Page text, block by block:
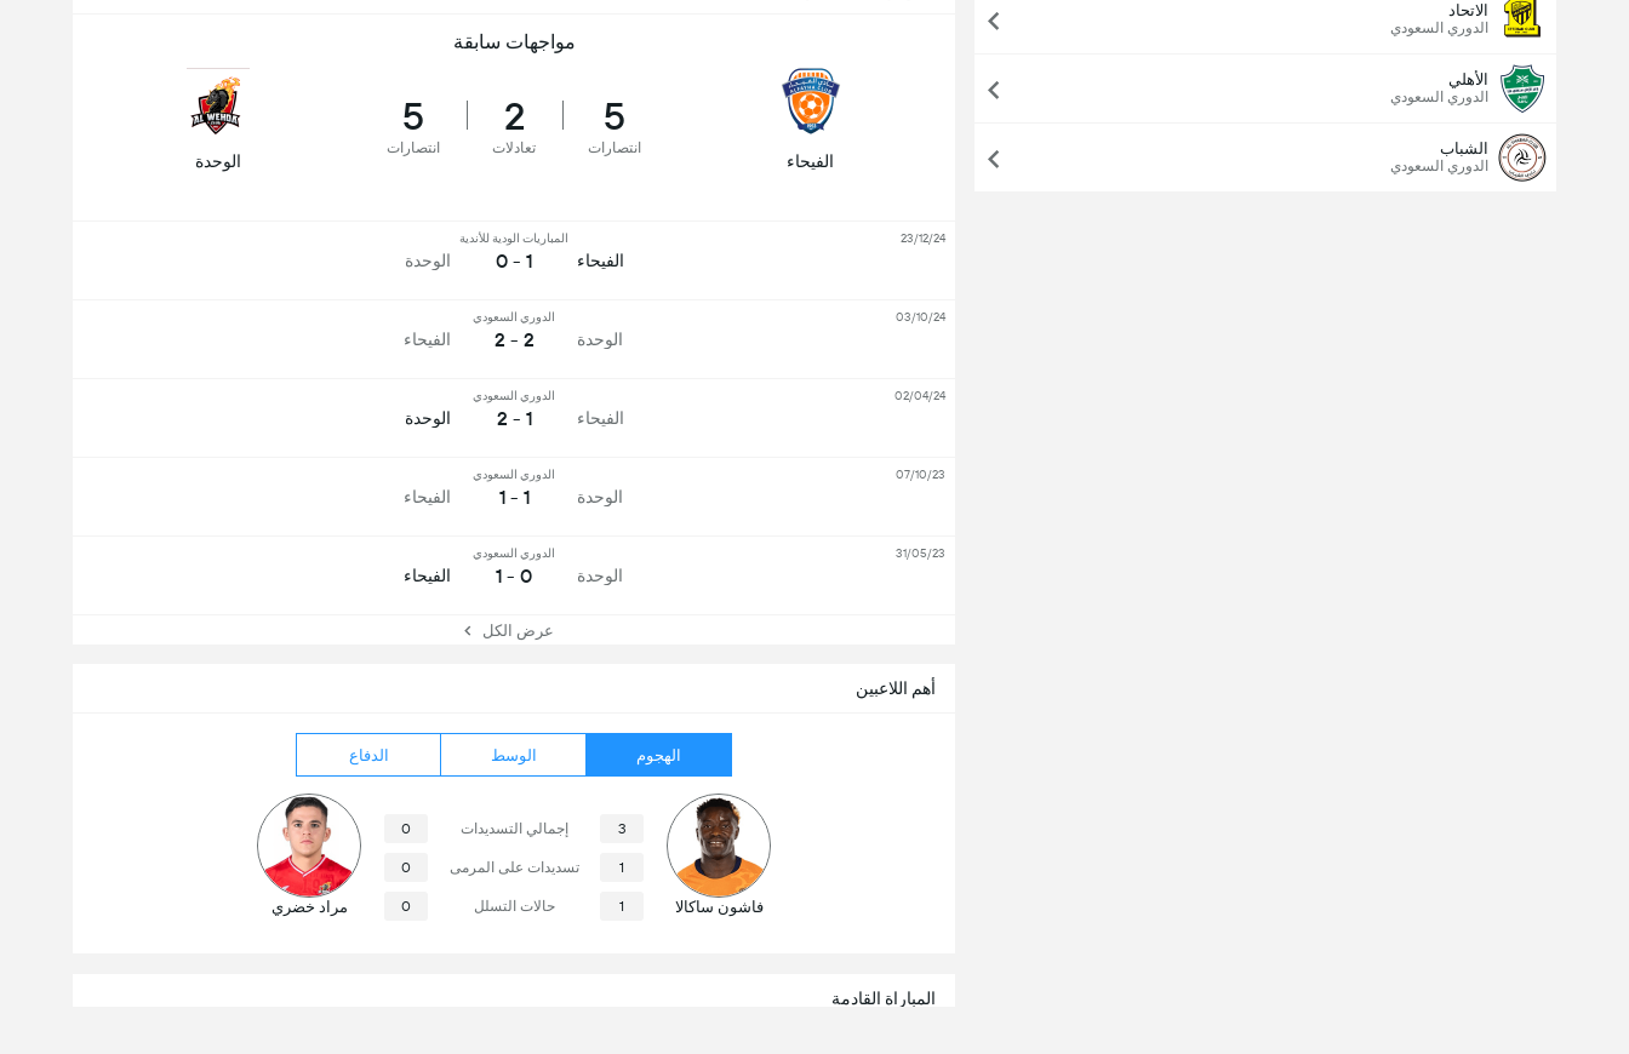
الاتحاد
الدوري السعودي
الأهلي
الدوري السعودي
الشباب
الدوري السعودي
المباراة القادمة
أهم اللاعبين
الهجوم الوسط الدفاع
فاشون ساكالا
3 إجمالي التسديدات 0
1 تسديدات على المرمى 0
1 حالات التسلل 0 مراد خضري
مواجهات سابقة
الفيحاء
5
انتصارات
2
تعادلات
5
انتصارات
الوحدة
الفيحاء
المباريات الودية للأندية
1 - 0 الوحدة
23/12/24
الوحدة
الدوري السعودي
2 - 2 الفيحاء
03/10/24
الفيحاء
الدوري السعودي
1 - 2 الوحدة
02/04/24
الوحدة
الدوري السعودي
1 - 1 الفيحاء
07/10/23
الوحدة
الدوري السعودي
0 - 1 الفيحاء
31/05/23
عرض الكل